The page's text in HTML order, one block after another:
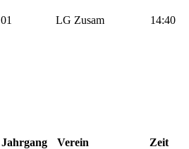
01 LG Zusam 14:40
Jahrgang Verein Zeit